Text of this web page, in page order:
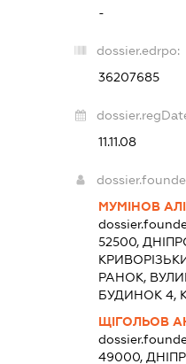
-
dossier.edrpo:
36207685
11.11.08
МУМІНОВ
52500,
РАНОК,
БУДИНОК 4,
ЩІГОЛЬОВ
49000,